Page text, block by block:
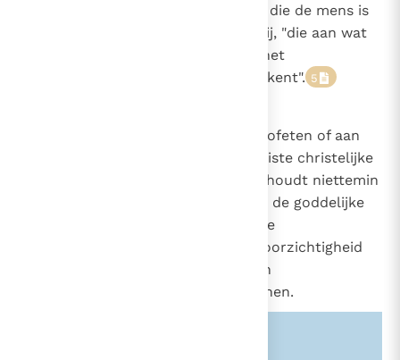
ontaarding van de godsdienstzin die de mens is
aangeboren. Afgodendienaar is hij, "die aan wat
dan ook, in plaats van aan God, het
onverwoestbare begrip 'God' toekent". 5
God kan de toekomst aan zijn profeten of aan
andere heiligen openbaren. De juiste christelijke
houding tegenover de toekomst houdt niettemin
in dat men volledig vertrouwt op de goddelijke
voorzienigheid en elke ongezonde
nieuwsgierigheid laat varen. Onvoorzichtigheid
kan in dit opzicht een gebrek aan
verantwoordelijkheidszin betekenen.